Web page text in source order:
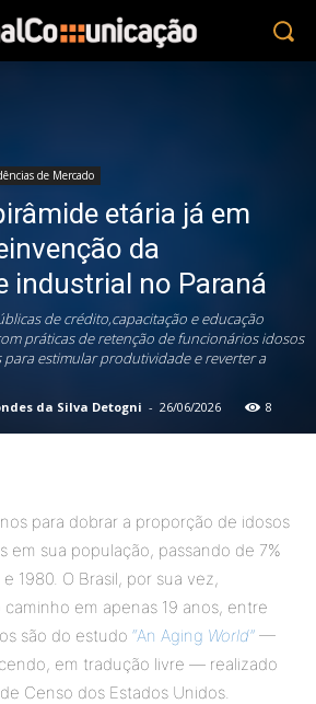
de Mercado
etária já em
da
industrial no Paraná
de crédito,capacitação e educação
práticas de retenção de funcionários idosos
estimular produtividade e reverter a
da Silva Detogni - 26/06/2026 8
para dobrar a proporção de idosos
em sua população, passando de 7%
1980. O Brasil, por sua vez,
em apenas 19 anos, entre
são do estudo “An Aging World” —
em tradução livre — realizado
Censo dos Estados Unidos.